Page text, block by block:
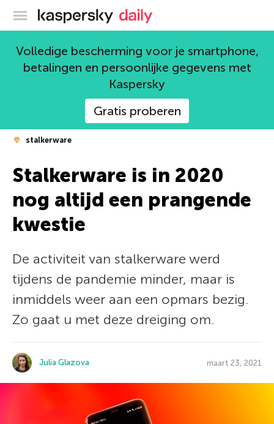
Kaspersky official blog
Volledige bescherming voor je smartphone,
betalingen en persoonlijke gegevens met
Kaspersky
Gratis proberen
stalkerware
Stalkerware is in 2020
nog altijd een prangende
kwestie
De activiteit van stalkerware werd
tijdens de pandemie minder, maar is
inmiddels weer aan een opmars bezig.
Zo gaat u met deze dreiging om.
Julia Glazova maart 23, 2021